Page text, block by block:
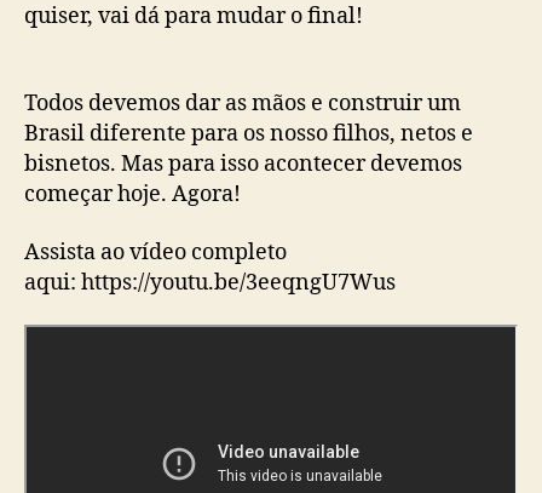
quiser, vai dá para mudar o final!
Todos devemos dar as mãos e construir um
Brasil diferente para os nosso filhos, netos e
bisnetos. Mas para isso acontecer devemos
começar hoje. Agora!
Assista ao vídeo completo
aqui: https://youtu.be/3eeqngU7Wus